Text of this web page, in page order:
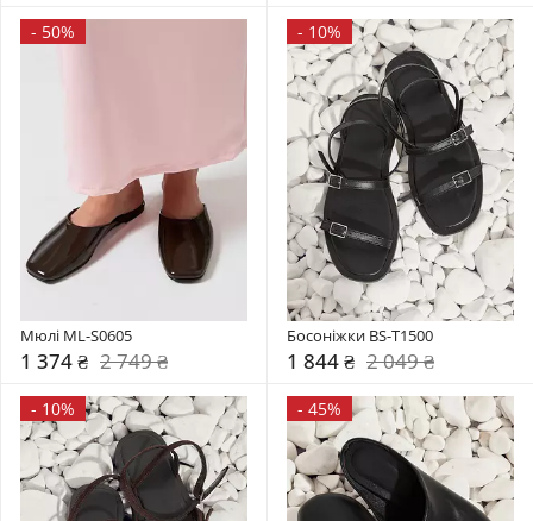
- 50%
Мюлі ML-S0605
1 374 ₴ 2 749 ₴
- 10%
Босоніжки BS-T1500
1 844 ₴ 2 049 ₴
- 10% - 45%